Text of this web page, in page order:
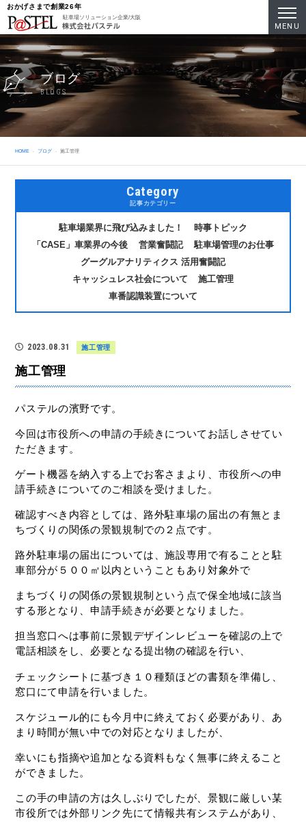
おかげさまで創業26年
駐車場ソリューション企業/大阪
ブログ
BLOGS
HOME ブログ 施工管理
Category
記事カテゴリー
駐車場業界に飛び込みました！
時事トピック
「CASE」車業界の今後
営業奮闘記
駐車場管理のお仕事
グーグルアナリティクス 活用奮闘記
キャッシュレス社会について
施工管理
車番認識装置について
2023.08.31 施工管理
施工管理
パステルの濱野です。
今回は市役所への申請の手続きについてお話しさせてい
ただきます。
ゲート機器を納入する上でお客さまより、市役所への申
請手続きについてのご相談を受けました。
確認すべき内容としては、路外駐車場の届出の有無とま
ちづくりの関係の景観規制での２点です。
路外駐車場の届出については、施設専用で有ることと駐
車部分が５００㎡以内ということもあり対象外で
まちづくりの関係の景観規制という点で保全地域に該当
する形となり、申請手続きが必要となりました。
担当窓口へは事前に景観デザインレビューを確認の上で
電話相談をし、必要となる提出物の確認を行い、
チェックシートに基づき１０種類ほどの書類を準備し、
窓口にて申請を行いました。
スケジュール的にも今月中に終えておく必要があり、あ
まり時間が無い中での対応となりましたが、
幸いにも指摘や追加となる資料もなく無事に終えること
ができました。
この手の申請の方は久しぶりでしたが、景観に厳しい某
市役所では外部リンク先にて情報共有システムがあり、
MENU